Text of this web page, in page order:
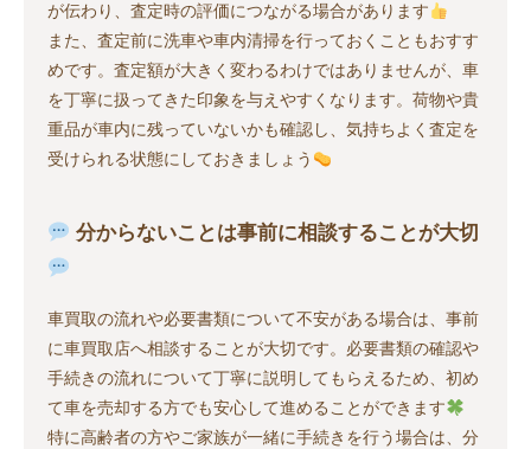
が伝わり、査定時の評価につながる場合があります
また、査定前に洗車や車内清掃を行っておくこともおすす
めです。査定額が大きく変わるわけではありませんが、車
を丁寧に扱ってきた印象を与えやすくなります。荷物や貴
重品が車内に残っていないかも確認し、気持ちよく査定を
受けられる状態にしておきましょう
分からないことは事前に相談することが大切
車買取の流れや必要書類について不安がある場合は、事前
に車買取店へ相談することが大切です。必要書類の確認や
手続きの流れについて丁寧に説明してもらえるため、初め
て車を売却する方でも安心して進めることができます
特に高齢者の方やご家族が一緒に手続きを行う場合は、分